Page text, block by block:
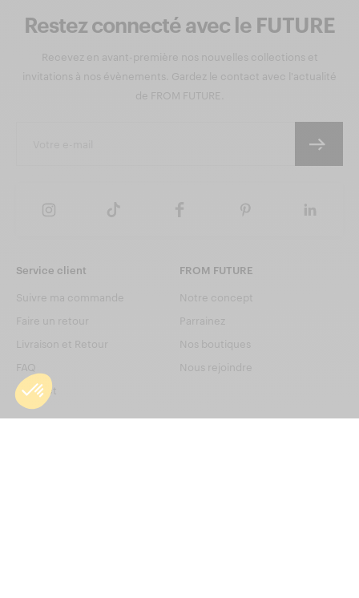
Restez connecté avec le FUTURE
Recevez en avant-première nos nouvelles collections et
invitations à nos évènements. Gardez le contact avec l'actualité
de FROM FUTURE.
Service client
Suivre ma commande
Faire un retour
Livraison et Retour
FAQ
Contact
FROM FUTURE
Notre concept
Parrainez
Nos boutiques
Nous rejoindre